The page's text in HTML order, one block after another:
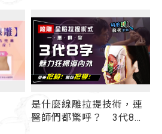
是什麼線雕拉提技術，連
醫師們都驚呼？ 3代8字